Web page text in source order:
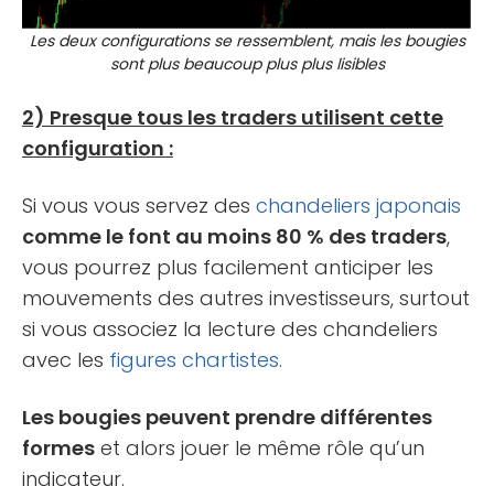
Les deux configurations se ressemblent, mais les bougies
sont plus beaucoup plus plus lisibles
2) Presque tous les traders utilisent cette
configuration :
Si vous vous servez des chandeliers japonais
comme le font au moins 80 % des traders,
vous pourrez plus facilement anticiper les
mouvements des autres investisseurs, surtout
si vous associez la lecture des chandeliers
avec les figures chartistes.
Les bougies peuvent prendre différentes
formes et alors jouer le même rôle qu’un
indicateur.